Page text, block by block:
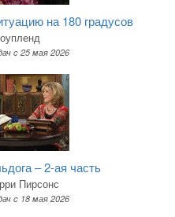
на 180 градусов
c 25 мая 2026
– 2-ая часть
Пирсонс
c 18 мая 2026